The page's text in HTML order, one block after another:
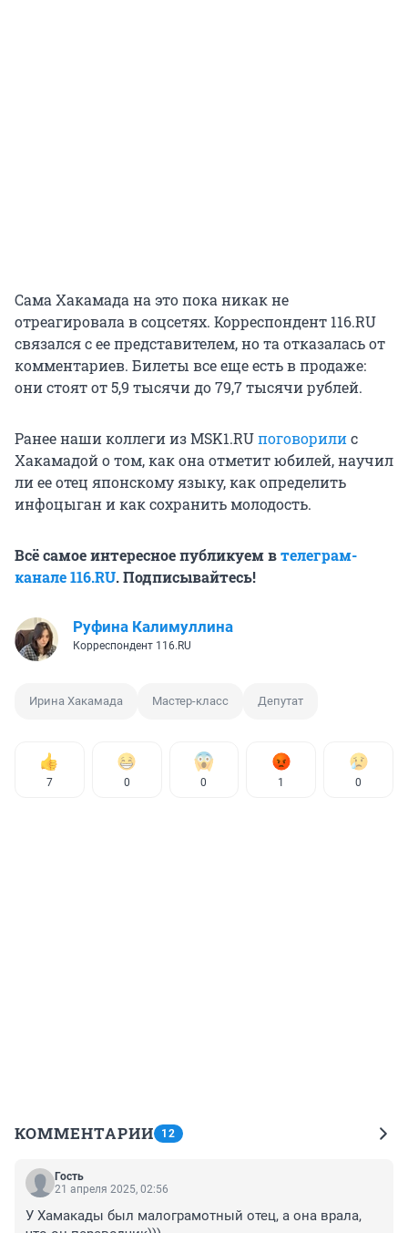
Сама Хакамада на это пока никак не
отреагировала в соцсетях. Корреспондент 116.RU
связался с ее представителем, но та отказалась от
комментариев. Билеты все еще есть в продаже:
они стоят от 5,9 тысячи до 79,7 тысячи рублей.
Ранее наши коллеги из МSK1.RUпоговорилис
Хакамадой о том, как она отметит юбилей, научил
ли ее отец японскому языку, как определить
инфоцыган и как сохранить молодость.
Всё самое интересное публикуем втелеграм-
канале 116.RU. Подписывайтесь!
Руфина Калимуллина
Корреспондент 116.RU
Ирина Хакамада Мастер-класс Депутат
7 0 0 1 0
КОММЕНТАРИИ 12
Гость
21 апреля 2025, 02:56
У Хамакады был малограмотный отец, а она врала,